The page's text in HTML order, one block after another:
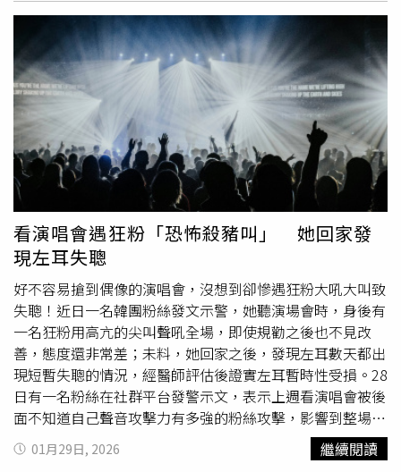
在技術維護基礎上，進一步加值數據輔助判讀與智慧管理思
維，開拓軌道產業職涯。根據新北捷運公司資料，本次預計
招募共99名軌道人才；系統控制專員通過考核後月薪最高達
6萬2,000元；報名截止日期為115年3月1日（星期日）24時
00分；本次招考全面採取電子郵件通信報名；職缺包含系統
控制專員、技術專員、車站維護專員及輕軌司機員；招考簡
章與薪資待遇可至官
網 https://www.ntmetro.com.tw/basic/?node=10002 查
詢。新北捷運公司指出，招募職缺強調精準調度與雙維修技
能，尤其營運核心的系統控制專員，需負責整合行車監控與
應變指揮，薪資待遇展現公司對技術專業的重視。除新型態
職務，本次亦招收票務維修人員，並規劃系統化的培訓計
畫，協助員工在數位轉型趨勢下具備多重職能。公司秉持
「在地服務、跨域成長」的精神，期望打造具備智慧化管理
思維的專業團隊，確保軌道產業的永續經營與服務品質。捷
運公司提醒，有意參與軌道產業轉型的民眾，務必於截止期
限前將報名文件寄達指定信箱。此次招募不僅是因應三鶯線
通車的戰力補強，更是推動新北捷運轉型為智慧化路網的關
鍵布局。詳細各類組考試科目與任用規定，請考生務必研讀
官方招考簡章。在房市利多推升三鶯線沿線發展的同時，加
入軌道產業將是見證交通新地標並擁抱穩定職涯的優質選
看演唱會遇狂粉「恐怖殺豬叫」 她回家發
現左耳失聰
好不容易搶到偶像的演唱會，沒想到卻慘遇狂粉大吼大叫致
失聰！近日一名韓團粉絲發文示警，她聽演場會時，身後有
一名狂粉用高亢的尖叫聲吼全場，即使規勸之後也不見改
善，態度還非常差；未料，她回家之後，發現左耳數天都出
現短暫失聰的情況，經醫師評估後證實左耳暫時性受損。28
日有一名粉絲在社群平台發警示文，表示上週看演唱會被後
面不知道自己聲音攻擊力有多強的粉絲攻擊，影響到整場的
觀看體驗，她也提醒過對方，但對方不願意改善，還酸她
「大家都一樣」、「演唱會就是要大聲，妳不要看」、「自
01月29日, 2026 繼續閱讀